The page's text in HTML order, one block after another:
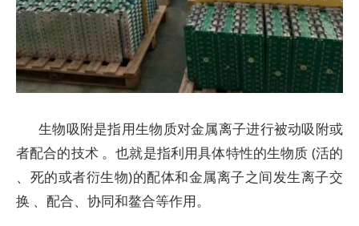
生物吸附是指用生物质对金属离子进行被动吸附或
者配合的技术 。也就是指利用具体特性的生物质 (活的
、死的或者衍生物)的配体和金属离子之间发生离子交
换 、配合、协同和鳌合等作用。